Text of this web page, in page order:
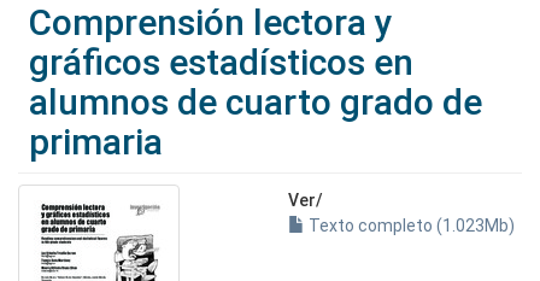
Comprensión lectora y
gráficos estadísticos en
alumnos de cuarto grado de
primaria
Ver/
Texto completo (1.023Mb)